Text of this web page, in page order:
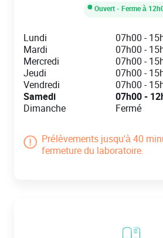
Ouvert- Ferme à
Day of the Week
Lundi 07h00 -
Mardi
07h00 -
Mercredi
07h00 -
Jeudi
07h00 -
Vendredi
07h00 -
Samedi
07h00-
Dimanche
Fermé
Prélèvements jusqu'à 40
fermeture du laboratoire.